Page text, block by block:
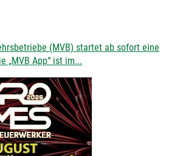
(MVB) startet ab sofort eine
„MVB App“ ist im...